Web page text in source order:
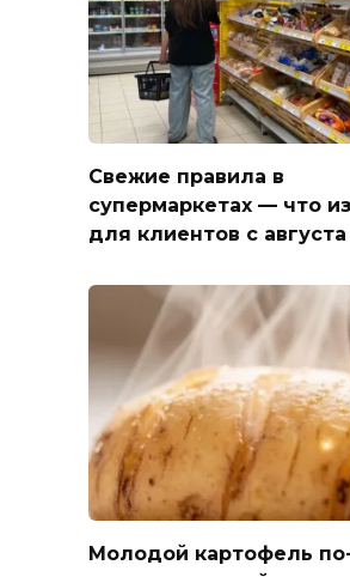
Свежие правила в
супермаркетах — что
для клиентов с августа
Молодой картофель